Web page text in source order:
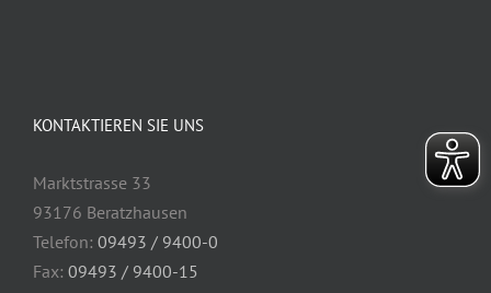
KONTAKTIEREN SIE UNS
Marktstrasse 33
93176 Beratzhausen
Telefon: 09493 / 9400-0
Fax: 09493 / 9400-15